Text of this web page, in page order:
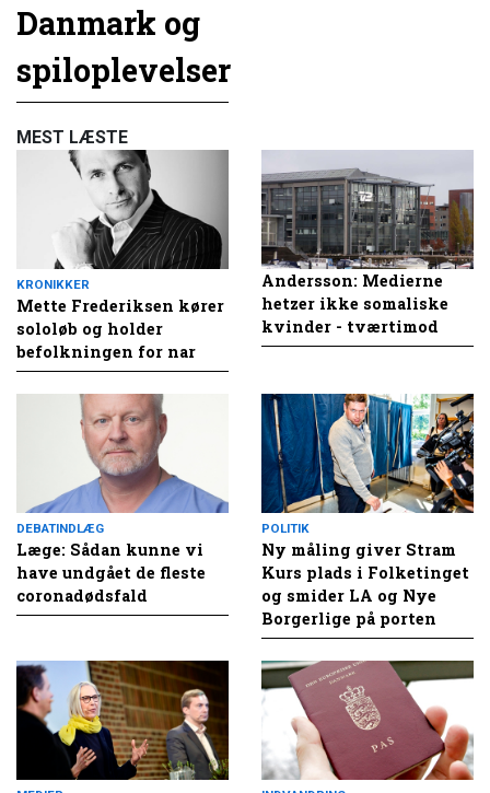
Danmark og
spiloplevelser
MEST LÆSTE
KRONIKKER
Mette Frederiksen kører
sololøb og holder
befolkningen for nar
Andersson: Medierne
hetzer ikke somaliske
kvinder - tværtimod
DEBATINDLÆG
Læge: Sådan kunne vi
have undgået de fleste
coronadødsfald
POLITIK
Ny måling giver Stram
Kurs plads i Folketinget
og smider LA og Nye
Borgerlige på porten